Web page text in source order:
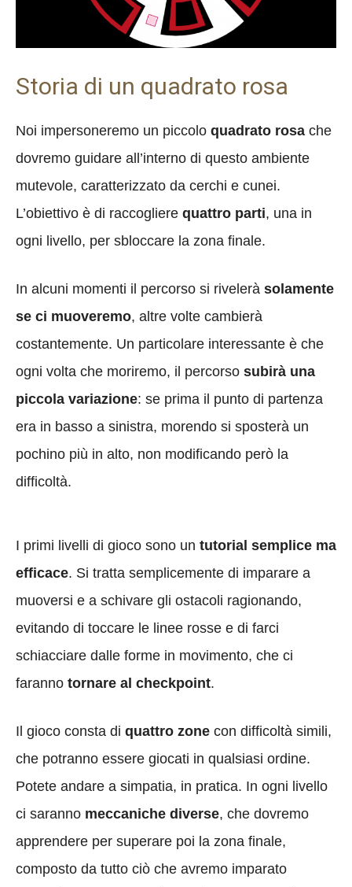
Storia di un quadrato rosa
Noi impersoneremo un piccolo quadrato rosa che
dovremo guidare all’interno di questo ambiente
mutevole, caratterizzato da cerchi e cunei.
L’obiettivo è di raccogliere quattro parti, una in
ogni livello, per sbloccare la zona finale.
In alcuni momenti il percorso si rivelerà solamente
se ci muoveremo, altre volte cambierà
costantemente. Un particolare interessante è che
ogni volta che moriremo, il percorso subirà una
piccola variazione: se prima il punto di partenza
era in basso a sinistra, morendo si sposterà un
pochino più in alto, non modificando però la
difficoltà.
I primi livelli di gioco sono un tutorial semplice ma
efficace. Si tratta semplicemente di imparare a
muoversi e a schivare gli ostacoli ragionando,
evitando di toccare le linee rosse e di farci
schiacciare dalle forme in movimento, che ci
faranno tornare al checkpoint.
Il gioco consta di quattro zone con difficoltà simili,
che potranno essere giocati in qualsiasi ordine.
Potete andare a simpatia, in pratica. In ogni livello
ci saranno meccaniche diverse, che dovremo
apprendere per superare poi la zona finale,
composto da tutto ciò che avremo imparato